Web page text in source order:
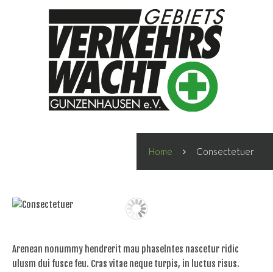
Home Consectetuer
Arenean nonummy hendrerit mau phaselntes nascetur ridic
ulusm dui fusce feu. Cras vitae neque turpis, in luctus risus.